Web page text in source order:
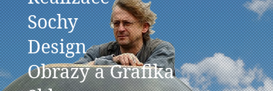
Sochy
Design
Obrazy a Grafika